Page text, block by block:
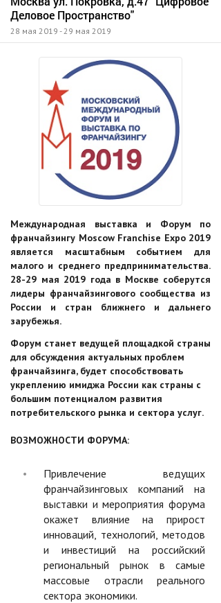
Деловое Пространство"
28 мая 2019 - 29 мая 2019
Международная выставка и Форум по
франчайзингу Moscow Franchise Expo 2019
является масштабным событием для
малого и среднего предпринимательства.
28-29 мая 2019 года в Москве соберутся
лидеры франчайзингового сообщества из
России и стран ближнего и дальнего
зарубежья.
Форум станет ведущей площадкой страны
для обсуждения актуальных проблем
франчайзинга, будет способствовать
укреплению имиджа России как страны с
большим потенциалом развития
потребительского рынка и сектора услуг.
ВОЗМОЖНОСТИ ФОРУМА:
Привлечение ведущих
франчайзинговых компаний на
выставки и мероприятия форума
окажет влияние на прирост
инноваций, технологий, методов
и инвестиций на российский
региональный рынок в самые
массовые отрасли реального
сектора экономики.